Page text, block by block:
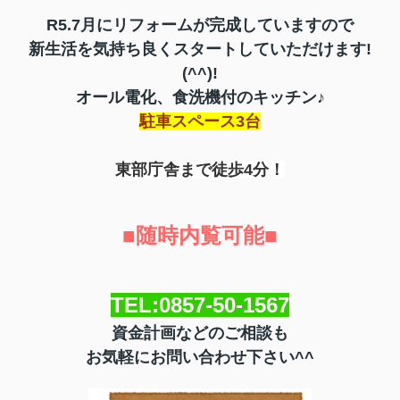
R5.7月にリフォームが完成していますので
新生活を気持ち良く スタートしていただけます!
(^^)!
オール電化、食洗機付のキッチン♪
駐車スペース3台
東部庁舎まで徒歩4分！
■随時内覧可能■
TEL:0857-50-1567
資金計画などのご相談も
お気軽にお問い合わせ下さい^^